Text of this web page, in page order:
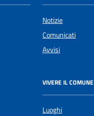
Notizie
Comunicati
Avvisi
VIVERE IL COMUNE
Luoghi